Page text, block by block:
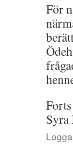
För
Syra